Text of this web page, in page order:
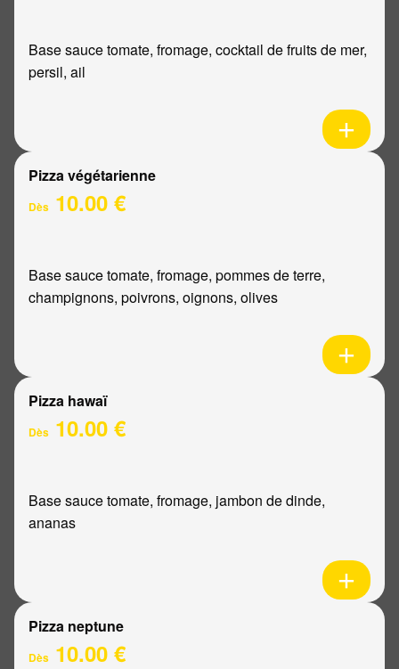
Base sauce tomate, fromage, cocktail de fruits de mer,
persil, ail
Pizza végétarienne
Dès 10.00 €
Base sauce tomate, fromage, pommes de terre,
champignons, poivrons, oignons, olives
Pizza hawaï
Dès 10.00 €
Base sauce tomate, fromage, jambon de dinde,
ananas
Pizza neptune
Dès 10.00 €